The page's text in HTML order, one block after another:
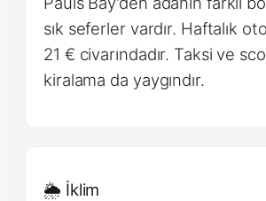
sık seferler vardır. Haftalık
21 € civarındadır. Taksi ve
kiralama da yaygındır.
🌦 İklim